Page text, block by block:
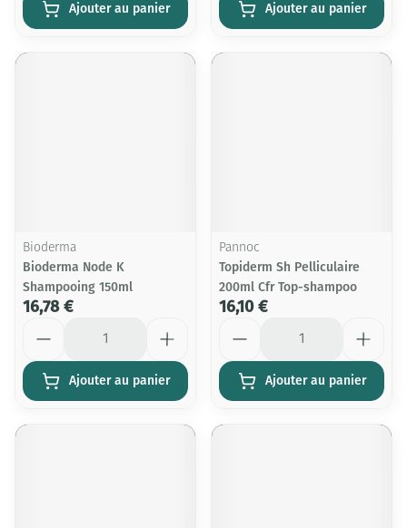
Ajouter au panier Ajouter au panier
Bioderma
Bioderma Node K
Shampooing 150ml
16,78 €
Ajouter au panier
Pannoc
Topiderm Sh Pelliculaire
200ml Cfr Top-shampoo
16,10 €
Ajouter au panier